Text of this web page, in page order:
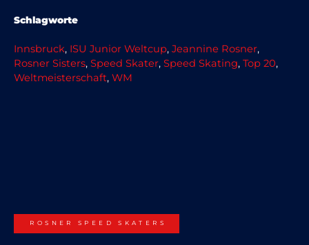
Schlagworte
Innsbruck, ISU Junior Weltcup, Jeannine Rosner
Rosner Sisters, Speed Skater, Speed Skating, Top 20
Weltmeisterschaft, WM
ROSNER SPEED SKATERS